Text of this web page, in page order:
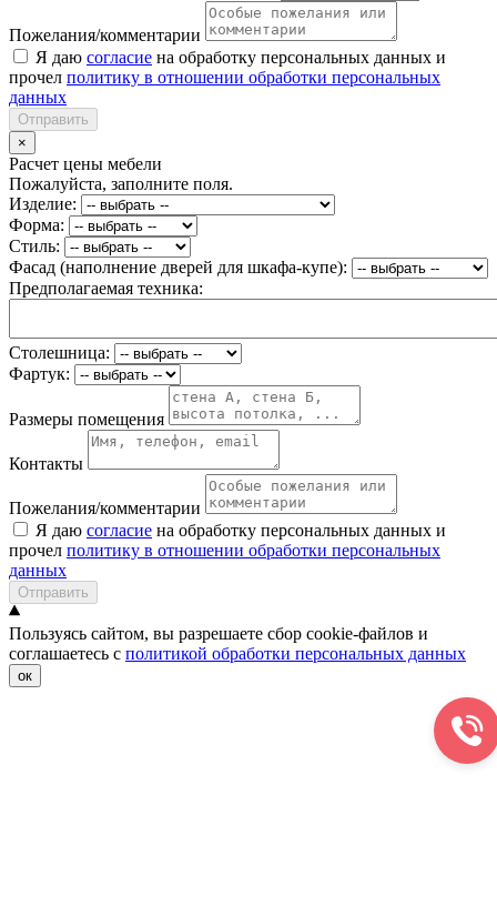
Пожелания/комментарии
Я даю согласие на обработку персональных данных и
прочел политику в отношении обработки персональных
данных
Отправить
×
Расчет цены мебели
Пожалуйста, заполните поля.
Изделие:
Форма:
Стиль:
Фасад (наполнение дверей для шкафа-купе):
Предполагаемая техника:
Столешница:
Фартук:
Размеры помещения
Контакты
Пожелания/комментарии
Я даю согласие на обработку персональных данных и
прочел политику в отношении обработки персональных
данных
Отправить
Пользуясь сайтом, вы разрешаете сбор cookie-файлов и
соглашаетесь с политикой обработки персональных данных
ок